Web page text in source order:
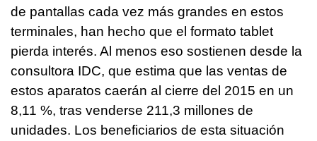
de pantallas cada vez más grandes en estos
terminales, han hecho que el formato tablet
pierda interés. Al menos eso sostienen desde la
consultora IDC, que estima que las ventas de
estos aparatos caerán al cierre del 2015 en un
8,11 %, tras venderse 211,3 millones de
unidades. Los beneficiarios de esta situación